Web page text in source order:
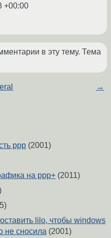
+00:00
в эту тему. Тема
→
ppp (2001)
на ppp+ (2011)
lilo, чтобы windows
не сносила (2001)